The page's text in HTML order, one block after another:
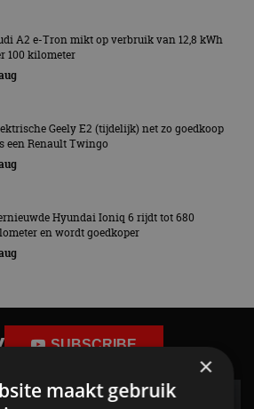
A2 e-Tron mikt op verbruik van 12,8 kWh
100 kilometer
Geely E2 (tijdelijk) net zo goedkoop
een Renault Twingo
Hyundai Ioniq 6 rijdt tot 680
en wordt goedkoper
SUBSCRIBE
×
maakt gebruik